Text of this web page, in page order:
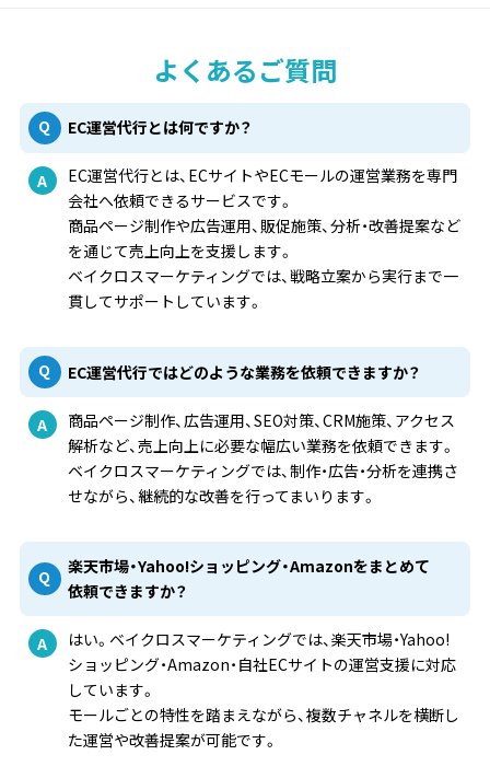
よくあるご質問
EC運営代行とは何ですか？
EC運営代行とは、ECサイトやECモールの運営業務を専門
会社へ依頼できるサービスです。
商品ページ制作や広告運用、販促施策、分析・改善提案など
を通じて売上向上を支援します。
ベイクロスマーケティングでは、戦略立案から実行まで一
貫してサポートしています。
EC運営代行ではどのような業務を依頼できますか？
商品ページ制作、広告運用、SEO対策、CRM施策、アクセス
解析など、売上向上に必要な幅広い業務を依頼できます。
ベイクロスマーケティングでは、制作・広告・分析を連携さ
せながら、継続的な改善を行ってまいります。
楽天市場・Yahoo!ショッピング・Amazonをまとめて
依頼できますか？
はい。ベイクロスマーケティングでは、楽天市場・Yahoo!
ショッピング・Amazon・自社ECサイトの運営支援に対応
しています。
モールごとの特性を踏まえながら、複数チャネルを横断し
た運営や改善提案が可能です。